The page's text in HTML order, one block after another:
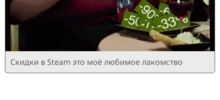
Скидки в Steam это моё любимое лакомство